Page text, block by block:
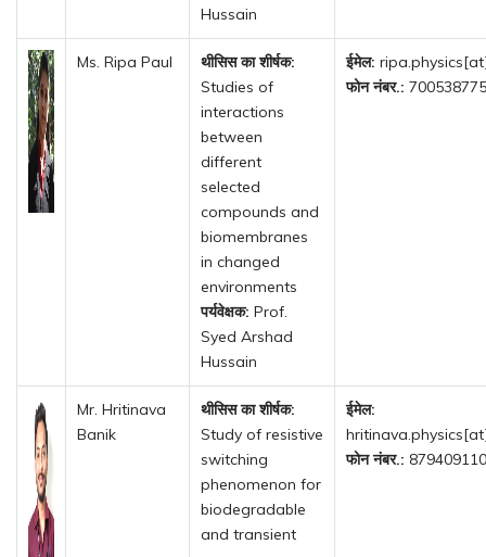
Hussain
Ms. Ripa Paul
थीसिस का शीर्षक:
Studies of
interactions
between
different
selected
compounds and
biomembranes
in changed
environments
पर्यवेक्षक: Prof.
Syed Arshad
Hussain
ईमेल:
फोन नंबर.:
Mr. Hritinava
Banik
थीसिस का शीर्षक:
Study of resistive
switching
phenomenon for
biodegradable
and transient
ईमेल:
फोन नंबर.: